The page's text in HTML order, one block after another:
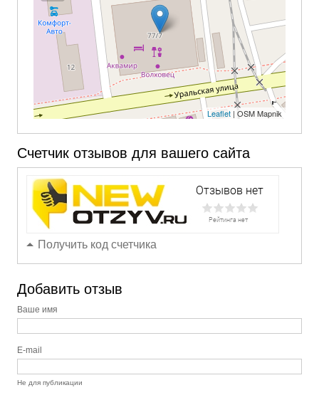
Leaflet| OSM Mapnik
Счетчик отзывов для вашего сайта
Получить код счетчика
Добавить отзыв
Ваше имя
E-mail
Не для публикации